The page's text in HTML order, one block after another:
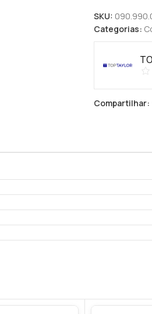
SKU:
Categorias:
Compartilhar: